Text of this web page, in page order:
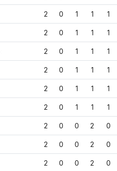
2 0 1 1 1
2 0 1 1 1
2 0 1 1 1
2 0 1 1 1
2 0 1 1 1
2 0 1 1 1
2 0 0 2 0
2 0 0 2 0
2 0 0 2 0